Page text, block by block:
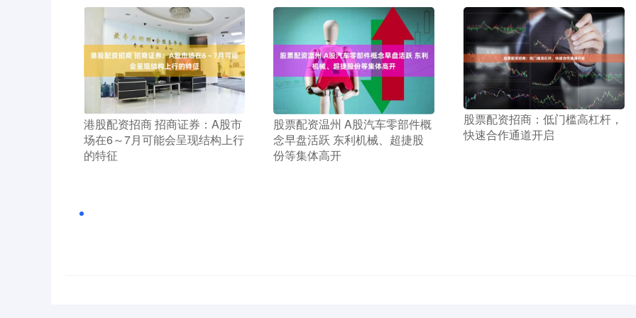
​港股配资招商 招商证券：A股市
场在6～7月可能会呈现结构上行
的特征
​股票配资温州 A股汽车零部件概
念早盘活跃 东利机械、超捷股
份等集体高开
​股票配资招商：低门槛高杠杆，
快速合作通道开启